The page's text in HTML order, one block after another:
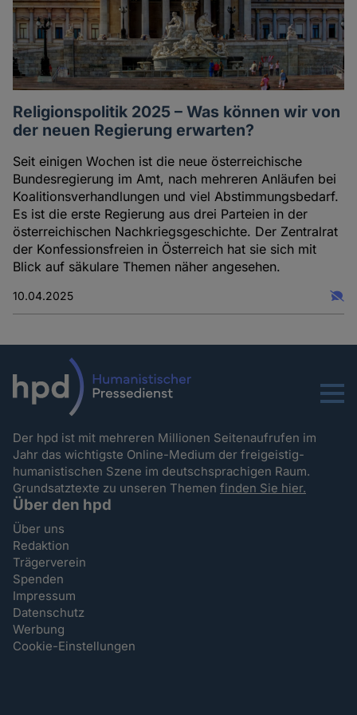
Religionspolitik 2025 – Was können wir von
der neuen Regierung erwarten?
Seit einigen Wochen ist die neue österreichische
Bundesregierung im Amt, nach mehreren Anläufen bei
Koalitionsverhandlungen und viel Abstimmungsbedarf.
Es ist die erste Regierung aus drei Parteien in der
österreichischen Nachkriegsgeschichte. Der Zentralrat
der Konfessionsfreien in Österreich hat sie sich mit
Blick auf säkulare Themen näher angesehen.
10.04.2025
Menu
Der hpd ist mit mehreren Millionen Seitenaufrufen im
Jahr das wichtigste Online-Medium der freigeistig-
humanistischen Szene im deutschsprachigen Raum.
Grundsatztexte zu unseren Themenfinden Sie hier.
Über den hpd
Über uns
Redaktion
Trägerverein
Spenden
Impressum
Datenschutz
Werbung
Cookie-Einstellungen